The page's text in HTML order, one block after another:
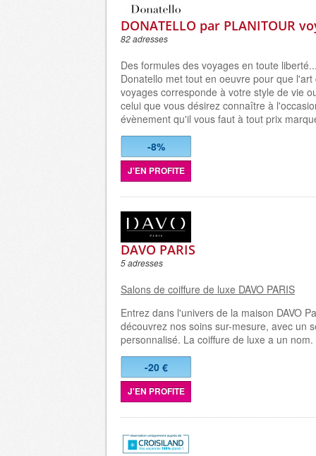
DONATELLO par PLANITOUR
82 adresses
Des formules des voyages en toute
Donatello met tout en oeuvre pour que
voyages corresponde à votre style de vie
celui que vous désirez connaître à
évènement qu'il vous faut à tout prix
-8%
J'EN PROFITE
DAVO PARIS
5 adresses
Salons de coiffure de luxe DAVO PARIS
Entrez dans l'univers de la maison DAVO
découvrez nos soins sur-mesure, avec un
personnalisé. La coiffure de luxe a un nom.
-20 €
J'EN PROFITE